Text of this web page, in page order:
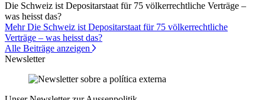
Die Schweiz ist Depositarstaat für 75 völkerrechtliche Verträge –
was heisst das?
Mehr Die Schweiz ist Depositarstaat für 75 völkerrechtliche
Verträge – was heisst das?
Alle Beiträge anzeigen
Newsletter